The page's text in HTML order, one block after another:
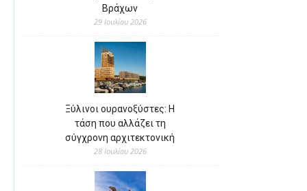
Βράχων
29 Ιουλίου 2026
Ξύλινοι ουρανοξύστες: Η
τάση που αλλάζει τη
σύγχρονη αρχιτεκτονική
28 Ιουλίου 2026